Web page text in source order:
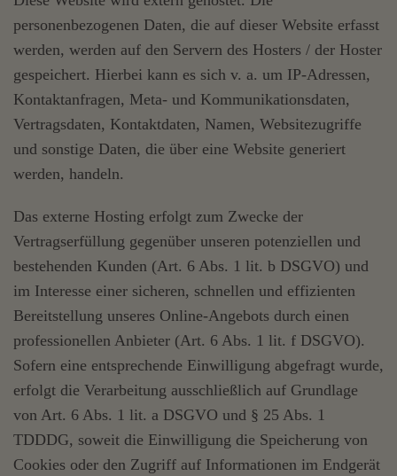
personenbezogenen Daten, die auf dieser Website erfasst
werden, werden auf den Servern des Hosters / der Hoster
gespeichert. Hierbei kann es sich v. a. um IP-Adressen,
Kontaktanfragen, Meta- und Kommunikationsdaten,
Vertragsdaten, Kontaktdaten, Namen, Websitezugriffe
und sonstige Daten, die über eine Website generiert
werden, handeln.
Das externe Hosting erfolgt zum Zwecke der
Vertragserfüllung gegenüber unseren potenziellen und
bestehenden Kunden (Art. 6 Abs. 1 lit. b DSGVO) und
im Interesse einer sicheren, schnellen und effizienten
Bereitstellung unseres Online-Angebots durch einen
professionellen Anbieter (Art. 6 Abs. 1 lit. f DSGVO).
Sofern eine entsprechende Einwilligung abgefragt wurde,
erfolgt die Verarbeitung ausschließlich auf Grundlage
von Art. 6 Abs. 1 lit. a DSGVO und § 25 Abs. 1
TDDDG, soweit die Einwilligung die Speicherung von
Cookies oder den Zugriff auf Informationen im Endgerät